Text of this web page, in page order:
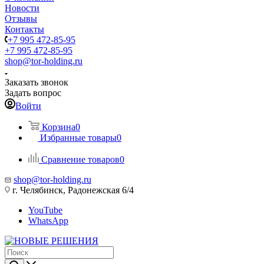
Новости
Отзывы
Контакты
+7 995 472-85-95
+7 995 472-85-95
shop@tor-holding.ru
Заказать звонок
Задать вопрос
Войти
Корзина0
Избранные товары0
Сравнение товаров0
shop@tor-holding.ru
г. Челябинск, Радонежская 6/4
YouTube
WhatsApp